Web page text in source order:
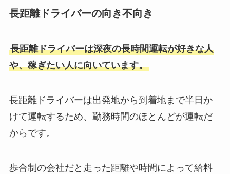
長距離ドライバーの向き不向き
長距離ドライバーは深夜の長時間運転が好きな人
や、稼ぎたい人に向いています。
長距離ドライバーは出発地から到着地まで半日か
けて運転するため、勤務時間のほとんどが運転だ
からです。
歩合制の会社だと走った距離や時間によって給料